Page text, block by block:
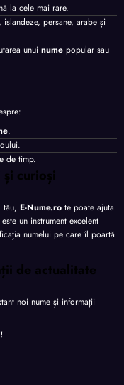
la cele mai rare.
persane, arabe și
unui nume popular sau
.
de timp.
curioși
tău, E-Nume.ro te poate ajuta
un instrument excelent
numelui pe care îl poartă
de actualitate
noi nume și informații
!